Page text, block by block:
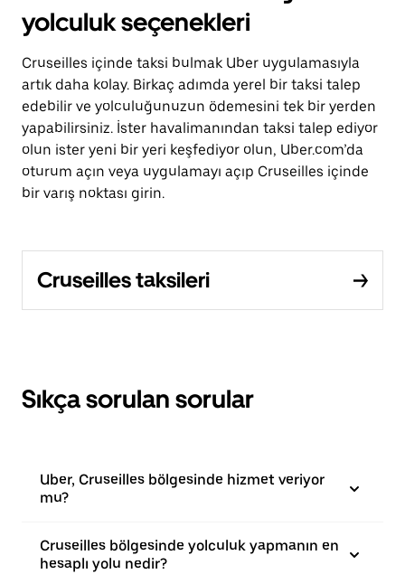
yolculuk seçenekleri
Cruseilles içinde taksi bulmak Uber uygulamasıyla
artık daha kolay. Birkaç adımda yerel bir taksi talep
edebilir ve yolculuğunuzun ödemesini tek bir yerden
yapabilirsiniz. İster havalimanından taksi talep ediyor
olun ister yeni bir yeri keşfediyor olun, Uber.com’da
oturum açın veya uygulamayı açıp Cruseilles içinde
bir varış noktası girin.
Cruseilles taksileri
Sıkça sorulan sorular
Uber, Cruseilles bölgesinde hizmet veriyor
mu?
Cruseilles bölgesinde yolculuk yapmanın en
hesaplı yolu nedir?